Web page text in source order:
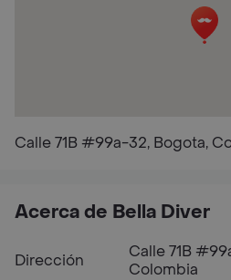
Calle 71B #99a-32, Bogota,
Acerca de Bella Diver
Dirección
Calle 71B
Colombia